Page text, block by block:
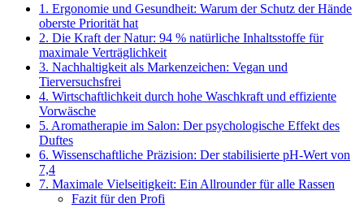
1. Ergonomie und Gesundheit: Warum der Schutz der Hände
oberste Priorität hat
2. Die Kraft der Natur: 94 % natürliche Inhaltsstoffe für
maximale Verträglichkeit
3. Nachhaltigkeit als Markenzeichen: Vegan und
Tierversuchsfrei
4. Wirtschaftlichkeit durch hohe Waschkraft und effiziente
Vorwäsche
5. Aromatherapie im Salon: Der psychologische Effekt des
Duftes
6. Wissenschaftliche Präzision: Der stabilisierte pH-Wert von
7,4
7. Maximale Vielseitigkeit: Ein Allrounder für alle Rassen
Fazit für den Profi